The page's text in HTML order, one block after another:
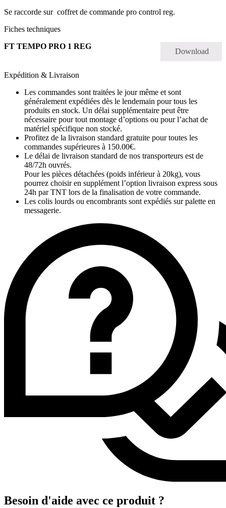
Se raccorde sur coffret de commande pro control reg.
Fiches techniques
FT TEMPO PRO 1 REG
Download
Expédition & Livraison
Les commandes sont traitées le jour même et sont
généralement expédiées dès le lendemain pour tous les
produits en stock. Un délai supplémentaire peut être
nécessaire pour tout montage d’options ou pour l’achat de
matériel spécifique non stocké.
Profitez de la livraison standard gratuite pour toutes les
commandes supérieures à 150.00€.
Le délai de livraison standard de nos transporteurs est de
48/72h ouvrés.
Pour les pièces détachées (poids inférieur à 20kg), vous
pourrez choisir en supplément l’option livraison express sous
24h par TNT lors de la finalisation de votre commande.
Les colis lourds ou encombrants sont expédiés sur palette en
messagerie.
Besoin d'aide avec ce produit ?